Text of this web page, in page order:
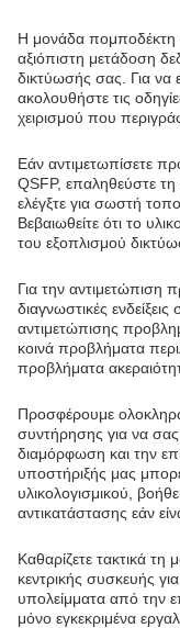
Η μονάδα πομποδέκτη
αξιόπιστη μετάδοση
δικτύωσής σας. Για να
ακολουθήστε τις
χειρισμού που
Εάν αντιμετωπίσετε
QSFP, επαληθεύστε
ελέγξτε για σωστή
Βεβαιωθείτε ότι το
του εξοπλισμού
Για την αντιμετώπιση
διαγνωστικές
αντιμετώπισης
κοινά προβλήματα
προβλήματα
Προσφέρουμε
συντήρησης για να
διαμόρφωση και την
υποστήριξής μας
υλικολογισμικού,
αντικατάστασης εάν
Καθαρίζετε τακτικά
κεντρικής συσκευής
υπολείμματα από την
μόνο εγκεκριμένα